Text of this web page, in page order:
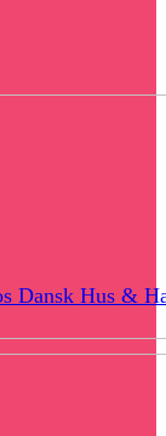
Dansk Hus &